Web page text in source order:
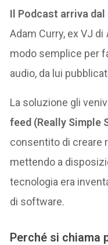
Il Podcast arriva
Adam Curry, ex VJ di
modo semplice per
audio, da lui
La soluzione gli
feed (Really Simple
consentito di creare
mettendo a
tecnologia era
di software.
Perché si chiama